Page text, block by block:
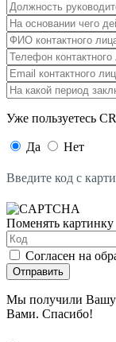
Уже пользуетесь
Да Нет
Введите код с
Поменять картинку
Согласен на
Отправить
Мы получили Вашу
Вами. Спасибо!